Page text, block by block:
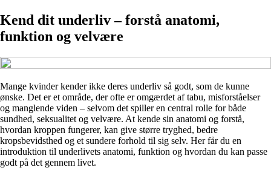
Kend dit underliv – forstå anatomi,
funktion og velvære
Mange kvinder kender ikke deres underliv så godt, som de kunne
ønske. Det er et område, der ofte er omgærdet af tabu, misforståelser
og manglende viden – selvom det spiller en central rolle for både
sundhed, seksualitet og velvære. At kende sin anatomi og forstå,
hvordan kroppen fungerer, kan give større tryghed, bedre
kropsbevidsthed og et sundere forhold til sig selv. Her får du en
introduktion til underlivets anatomi, funktion og hvordan du kan passe
godt på det gennem livet.